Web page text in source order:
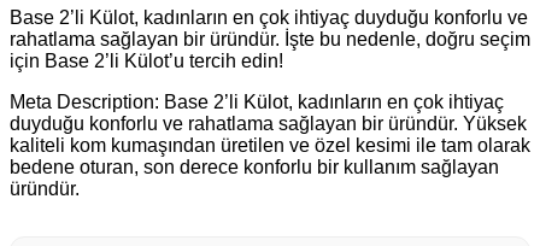
Base 2’li Külot, kadınların en çok ihtiyaç duyduğu konforlu ve
rahatlama sağlayan bir üründür. İşte bu nedenle, doğru seçim
için Base 2’li Külot’u tercih edin!
Meta Description: Base 2’li Külot, kadınların en çok ihtiyaç
duyduğu konforlu ve rahatlama sağlayan bir üründür. Yüksek
kaliteli kom kumaşından üretilen ve özel kesimi ile tam olarak
bedene oturan, son derece konforlu bir kullanım sağlayan
üründür.